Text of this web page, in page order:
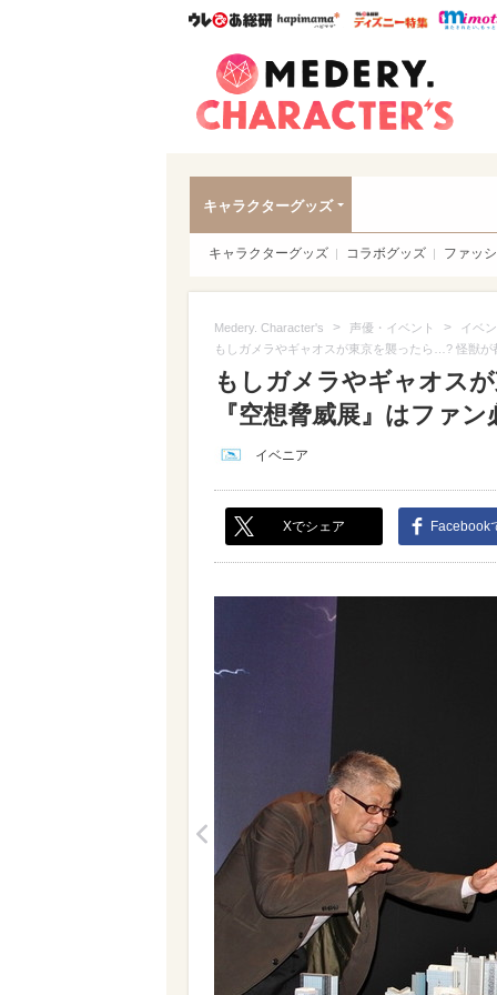
ウレぴあ総研ハピママ*
ウレぴ
キャラクターグッズ
キャラクターグッズ コラボグッズ ファッ
Medery. Character's > 声優・イベント >
イベ
もしガメラやギャオスが東京を襲ったら…? 怪獣
もしガメラやギャオス
『空想脅威展』はファ
イベニア
Xでシェア Facebook